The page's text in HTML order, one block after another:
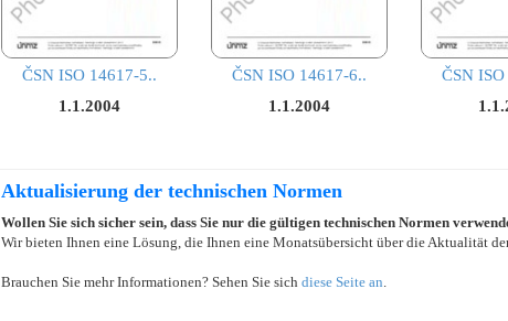
ČSN ISO 14617-5..
1.1.2004
ČSN ISO 14617-6..
1.1.2004
ČSN
Aktualisierung der technischen Normen
Wollen Sie sich sicher sein, dass Sie nur die gültigen technischen Normen
Wir bieten Ihnen eine Lösung, die Ihnen eine Monatsübersicht über die Aktualität
Brauchen Sie mehr Informationen? Sehen Sie sich diese Seite an.